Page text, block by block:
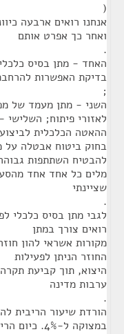
(
אנחנו רואים ארבעה
ואחר כך אפרט אותם
.
האחד - מתן בסיס
בדיקת האפשרות
;
השני - מתן מעמד של
לאזורי פיתוח; השלישי
ההאטה הכלכלית
בחוק ביטוח אבטלה על
להבטיח השתתפות
מלים כל אחד אחד
שציינתי
.
לגבי מתן בסיס כלכלי
רואים צורך במתן
מקורות אשראי להון
החוזר הניתן לפעילות
היצוא, תוך קביעת
ערבות מדינה
.
הורדת שיעור הריבית
במצוקה ל-4%. כיום הריבית